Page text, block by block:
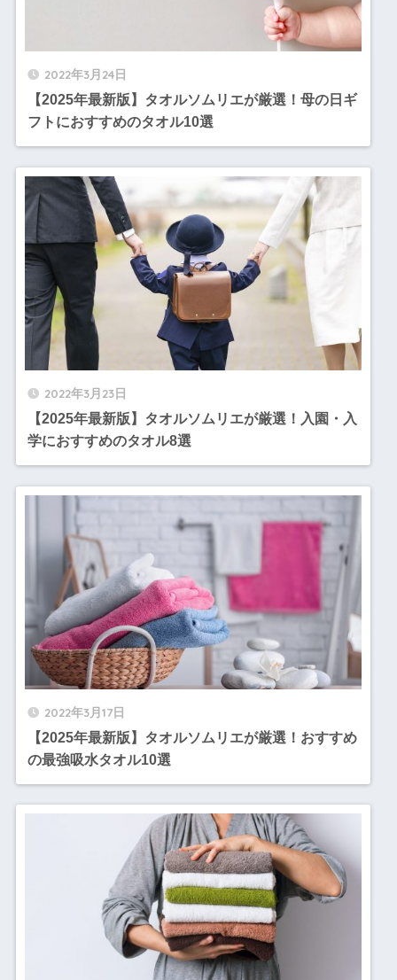
2022年3月24日
【2025年最新版】タオルソムリエが厳選！母の日ギ
フトにおすすめのタオル10選
2022年3月23日
【2025年最新版】タオルソムリエが厳選！入園・入
学におすすめのタオル8選
2022年3月17日
【2025年最新版】タオルソムリエが厳選！おすすめ
の最強吸水タオル10選